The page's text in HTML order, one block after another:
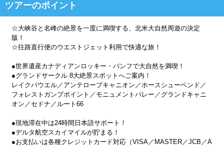
ツアーのポイント
☆大峡谷と名峰の絶景を一度に満喫する、北米大自然周遊の決定
版！
☆往路直行便のウエストジェット利用で快適な旅！
●世界遺産カナディアンロッキー・バンフで大自然を満喫！
●グランドサークル 8大絶景スポットへご案内！
レイクパウエル／アンテロープキャニオン／ホースシューベンド／
フォレストガンプポイント／モニュメントバレー／グランドキャニ
オン／セドナ／ルート66
●現地滞在中は24時間日本語サポート！
●デルタ航空スカイマイルが貯まる！
●お支払いは各種クレジットカード対応（VISA／MASTER／JCB／A